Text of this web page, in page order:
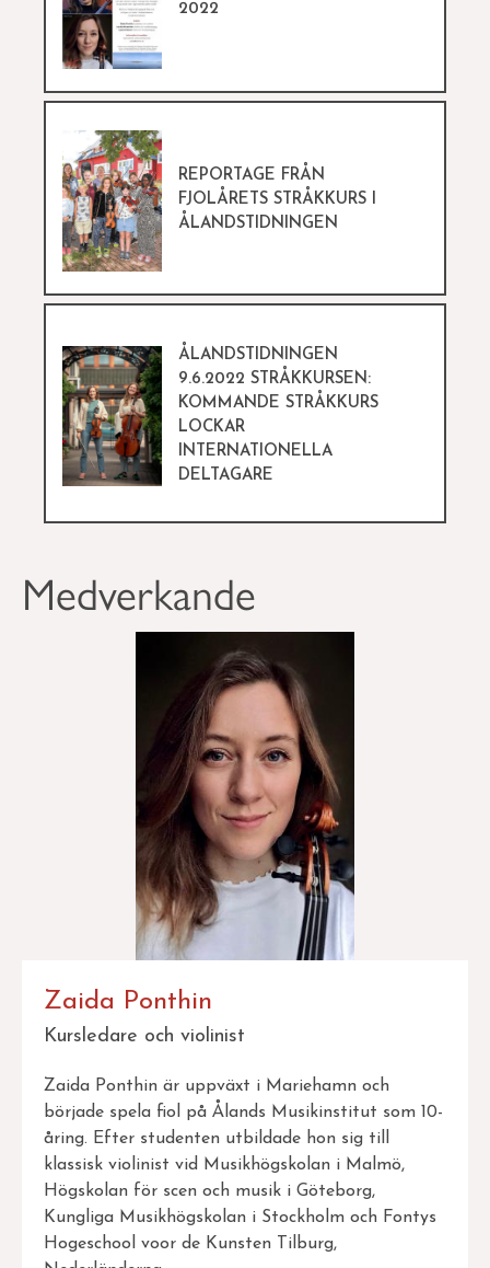
2022
REPORTAGE FRÅN
FJOLÅRETS STRÅKKURS I
ÅLANDSTIDNINGEN
ÅLANDSTIDNINGEN
9.6.2022 STRÅKKURSEN:
KOMMANDE STRÅKKURS
LOCKAR
INTERNATIONELLA
DELTAGARE
Medverkande
Zaida Ponthin
Kursledare och violinist
Zaida Ponthin är uppväxt i Mariehamn och
började spela fiol på Ålands Musikinstitut som 10-
åring. Efter studenten utbildade hon sig till
klassisk violinist vid Musikhögskolan i Malmö,
Högskolan för scen och musik i Göteborg,
Kungliga Musikhögskolan i Stockholm och Fontys
Hogeschool voor de Kunsten Tilburg,